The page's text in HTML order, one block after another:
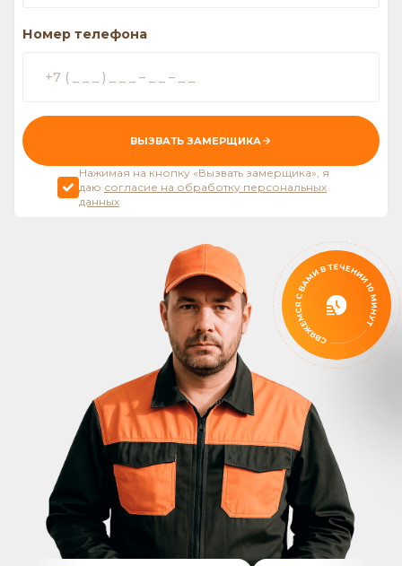
Номер телефона
ВЫЗВАТЬ ЗАМЕРЩИКА
Нажимая на кнопку «Вызвать замерщика», я
даю согласие на обработку персональных
данных